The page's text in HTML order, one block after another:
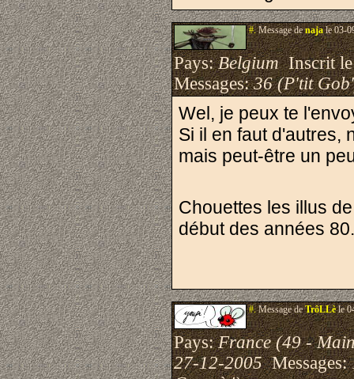
#.Message denajale 03-
Pays:BelgiumInscrit
Messages:36 (P'tit
Wel, je peux te
Si il en faut d'autres,
mais peut-être un
Chouettes les illus
début des années 80.
#.Message deTrôLLèle
Pays:France (49 -
27-12-2005Messages: